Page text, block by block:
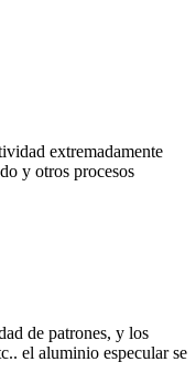
extremadamente
y otros procesos
de patrones, y los
el aluminio especular se